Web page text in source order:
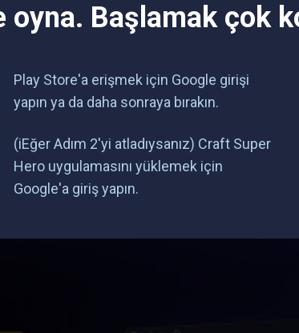
oyna. Başlamak çok
Play Store'a erişmek için Google girişi
yapın ya da daha sonraya bırakın.
(iEğer Adım 2'yi atladıysanız) Craft Super
Hero uygulamasını yüklemek için
Google'a giriş yapın.